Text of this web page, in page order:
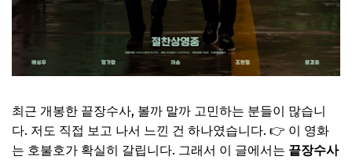
최근 개봉한 끝장수사, 볼까 말까 고민하는 분들이 많습니
다. 저도 직접 보고 나서 느낀 건 하나였습니다. 👉 이 영화
는 호불호가 확실히 갈립니다. 그래서 이 글에서는 끝장수사